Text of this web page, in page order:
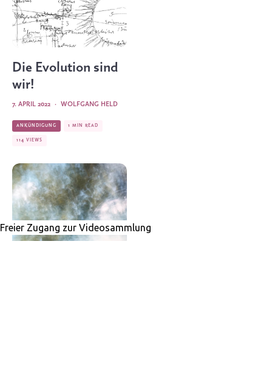
Die Evolution sind
wir!
WOLFGANG HELD
·
7. APRIL 2022
ANKÜNDIGUNG 1 MIN READ
114 VIEWS